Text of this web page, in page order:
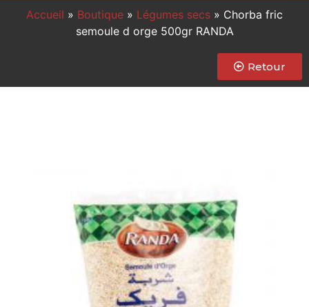
Accueil » Boutique » Légumes secs » Chorba fric
semoule d orge 500gr RANDA
Retour